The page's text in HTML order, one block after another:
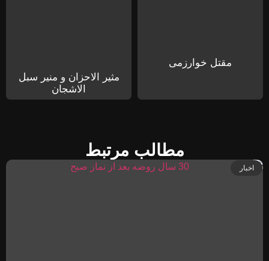
مقتل خوارزمی
مثیر الاحزان و منیر سبل
الاشجان
مطالب مرتبط
اخبار